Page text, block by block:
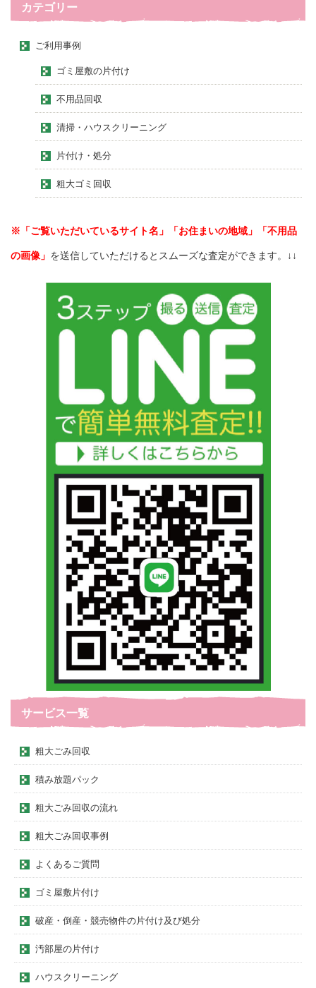
カテゴリー
ご利用事例
ゴミ屋敷の片付け
不用品回収
清掃・ハウスクリーニング
片付け・処分
粗大ゴミ回収
※「ご覧いただいているサイト名」「お住まいの地域」「不用品
の画像」 を送信していただけるとスムーズな査定ができます。↓↓
サービス一覧
粗大ごみ回収
積み放題パック
粗大ごみ回収の流れ
粗大ごみ回収事例
よくあるご質問
ゴミ屋敷片付け
破産・倒産・競売物件の片付け及び処分
汚部屋の片付け
ハウスクリーニング